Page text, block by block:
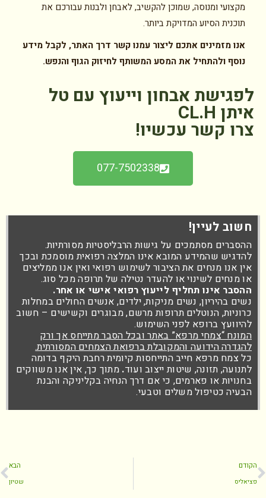
מקצועי ומנוסה, שמוכן להקשיב, לאבחן ולבנות עבורכם את
תוכנית הסיוע המדויקת ביותר.
אנו מזמינים אתכם ליצור עמנו קשר דרך האתר, לקבל מידע
נוסף ולהתחיל את המסע המשותף לחיזוק הגוף והנפש.
לפגישת אבחון וייעוץ עם טל
איתן CL.H
צרו קשר עכשיו!
077-7502338
חשוב לעיין!
ההסברים מסתמכים על גישות הרבליסטיות מסורתיות.
להדגיש שהמידע המובא אינו המלצה רפואית מוסמכת ובכך
אין אנו מנחים את הציבור לשימוש רפואי ואין אנו ממליצים
או מנחים לשינוי או להעדר נטילה של תרופה מכל סוג.
ההסבר אינו תחליף לייעוץ רפואי אישי או אחר.
נשים בהיריון, נשים מניקות, ילדים, אנשים החולים במחלות
כרוניות, הנוטלים תרופות מרשם, מבוגרים וקשישים – חשוב
להיוועץ ברופא לפני השימוש.
המונח “צמחי מרפא” באתר ובכל הסבר מתייחס אך ורק
להגדרה הידועה והמקובלת ברפואת הצמחים המסורתית.
כל צמח מרפא חייב התייחסות קיומית רחבת היקף בדומה
לתנועה, תזונה, שיטות ייצוב ועוד. מתוך כך, אין אנו משווקים
בחנויות או פארמים, כי אם דרך הנחיה בקליניקה והבנת
הבעיה כטיפול משלים וטבעי.
הקודם
פציאליס
הבא
שטיון